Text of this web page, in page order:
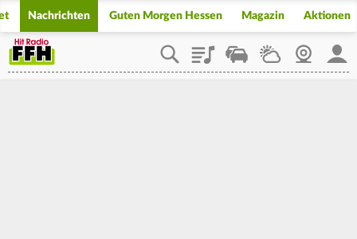
Nachrichten Guten Morgen Hessen Magazin Aktionen
PlaylistStaupilotWetterWebcam